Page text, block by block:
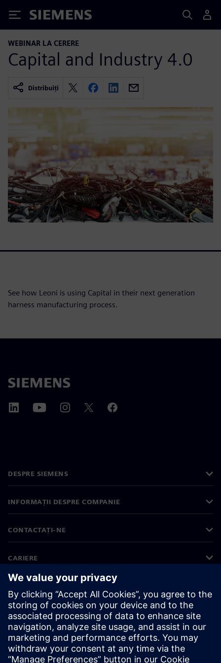
Siemens
WEBINAR LA CERERE
Capital and Industry 4.0
Distribuiți
See how Leoni is using Capital in their next generation
harness manufacturing process.
DESPRE SIEMENS
INFORMAȚII DESPRE COMPANIE
CONTACTAȚI-NE
CARIERE
©Siemens 2026
Informații corporative
Notificare privind confidențialitatea